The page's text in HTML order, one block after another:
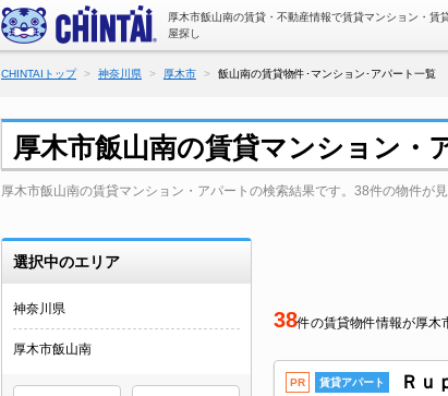
厚木市飯山南の賃貸・不動産情報で賃貸マンション・賃
屋探し
CHINTAIトップ 神奈川県 厚木市 飯山南の賃貸物件･マンション･アパート一覧
厚木市飯山南の賃貸マンション・
厚木市飯山南の賃貸マンション・アパートの検索結果です。38件の物件が
選択中のエリア
神奈川県
厚木市飯山南
38件の賃貸物件情報が厚木
PR 賃貸アパート Ｒｕ